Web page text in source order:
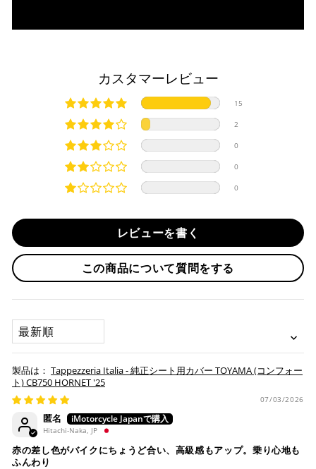
にて発送ください。
※着払いで発送された場合には受け取りを拒否させて頂きま
iMotorcycle Japan
東京都文京区白山5-8-12 NFコーポ白山 102
納期
作業納期については、お預かりしてから約1週間程度で発送さ
せていただきますが、受付状況により前後する場合もござい
承諾
本サービスをご利用いただく場合、下記事項について同意い
ただいたものとみなします。
納期について
お預かりするシートは間違いなく該当車種専用の純正シ
ートで、加工をしていない
純正シートにダメージはない (シートベースの歪みや割
れ、スポンジの破れ等)
注意事項
※ American Expressでの分割払いのご利用には、事前
す。
※ Diners Clubは分割払い非対応のため、一括払い・リ
※ 手数料、利息はご利用のカード会社の定めによります
ので、事前にご確認ください。
いつもの楽天IDとパスワードを使ってスムーズなお支払
いが可能です。
「お得」な楽天ペイをご利用ください。
※ 楽天ポイントが貯まるのは楽天カード・楽天ポイン
ト・楽天ペイ残高でのお支払いに限ります。
※ 現在楽天ペイでご使用頂けるクレジットカードは
Visa、Mastercard、JCBのみです。
希望の場合は、ご対応いたしますのでご連絡をお願いいたし
お取り寄せの場合
早まる場合もございます。
・運送状況や繁忙期の影響により遅れが生じる場合もござい
配送送料について
１回のご注文で商品代金合計が¥11,000(税込）以上の場合
は、送料が無料となります。
※通常送料は¥770(税込)です。
ヤマト運輸になります。 配送会社の指定はできかねます。
カスタマーレビュー
15
2
0
0
0
レビューを書く
この商品について質問をする
SORT BY
Tappezzeria Italia - 純正シート用カバー TOYAMA (コンフォー
ト) CB750 HORNET '25
07/03/2026
匿名
Hitachi-Naka, JP
赤の差し色がバイクにちょうど合い、高級感もアップ。乗り心地も
ふんわり